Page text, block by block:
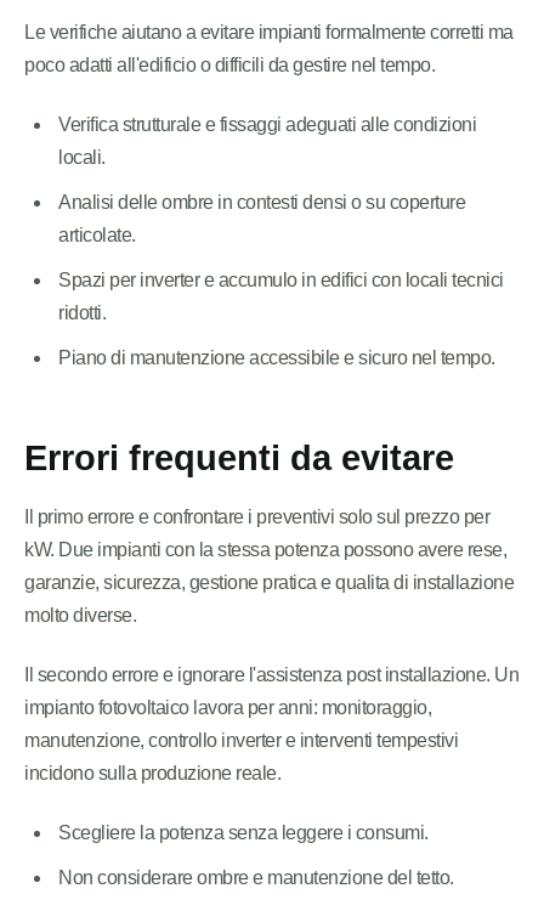
Le verifiche aiutano a evitare impianti formalmente corretti ma
poco adatti all'edificio o difficili da gestire nel tempo.
Verifica strutturale e fissaggi adeguati alle condizioni
locali.
Analisi delle ombre in contesti densi o su coperture
articolate.
Spazi per inverter e accumulo in edifici con locali tecnici
ridotti.
Piano di manutenzione accessibile e sicuro nel tempo.
Errori frequenti da evitare
Il primo errore e confrontare i preventivi solo sul prezzo per
kW. Due impianti con la stessa potenza possono avere rese,
garanzie, sicurezza, gestione pratica e qualita di installazione
molto diverse.
Il secondo errore e ignorare l'assistenza post installazione. Un
impianto fotovoltaico lavora per anni: monitoraggio,
manutenzione, controllo inverter e interventi tempestivi
incidono sulla produzione reale.
Scegliere la potenza senza leggere i consumi.
Non considerare ombre e manutenzione del tetto.